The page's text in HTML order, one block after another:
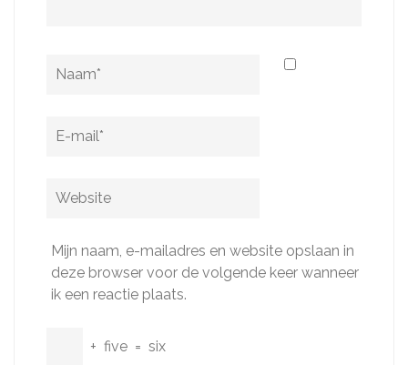
Naam
E-
Website
Mijn naam, e-mailadres en website opslaan in
deze browser voor de volgende keer wanneer
ik een reactie plaats.
+ five = six